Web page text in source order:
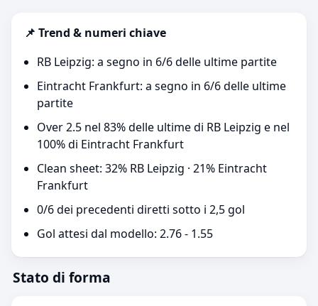
📌 Trend & numeri chiave
RB Leipzig: a segno in 6/6 delle ultime partite
Eintracht Frankfurt: a segno in 6/6 delle ultime
partite
Over 2.5 nel 83% delle ultime di RB Leipzig e nel
100% di Eintracht Frankfurt
Clean sheet: 32% RB Leipzig · 21% Eintracht
Frankfurt
0/6 dei precedenti diretti sotto i 2,5 gol
Gol attesi dal modello: 2.76 - 1.55
Stato di forma